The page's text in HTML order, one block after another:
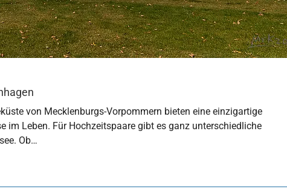
von Mecklenburgs-Vorpommern bieten eine einzigartige
im Leben. Für Hochzeitspaare gibt es ganz unterschiedliche
Ob…